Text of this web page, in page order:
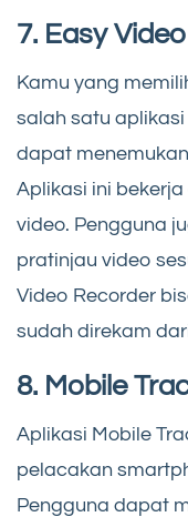
7. Easy
Kamu yang
salah satu
dapat
Aplikasi ini
video. Pengguna
pratinjau video
Video Recorder
sudah direkam
8. Mobile
Aplikasi Mobile
pelacakan
Pengguna dapat